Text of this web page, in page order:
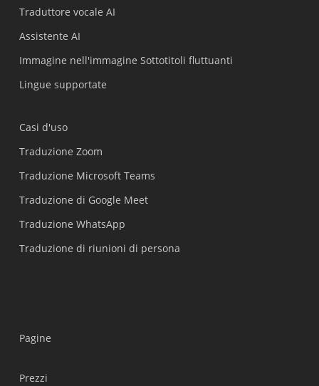
Traduttore vocale AI
Assistente AI
Immagine nell'immagine Sottotitoli fluttuanti
Lingue supportate
Casi d'uso
Traduzione Zoom
Traduzione Microsoft Teams
Traduzione di Google Meet
Traduzione WhatsApp
Traduzione di riunioni di persona
Pagine
Prezzi